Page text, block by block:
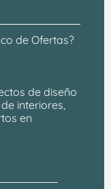
de Ofertas?
de diseño
interiores,
en